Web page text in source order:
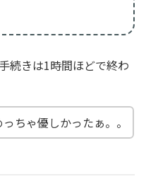
続きは1時間ほどで終わ
ちゃ優しかったぁ。。